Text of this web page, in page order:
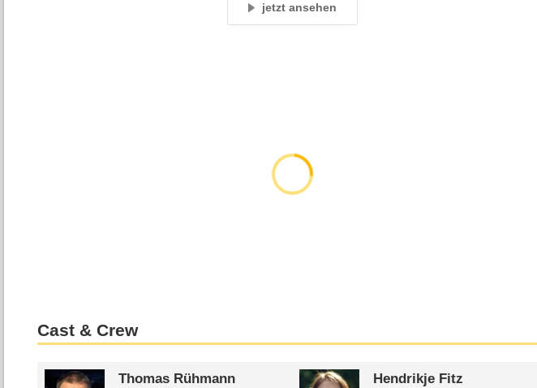
jetzt ansehen
Cast & Crew
Thomas Rühmann
Hendrikje Fitz